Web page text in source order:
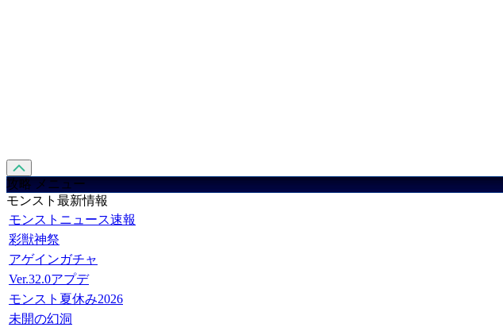
攻略 メニュー
モンスト最新情報
モンストニュース速報
彩獣神祭
アゲインガチャ
Ver.32.0アプデ
モンスト夏休み2026
未開の幻洞